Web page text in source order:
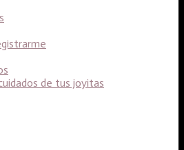
de tus joyitas